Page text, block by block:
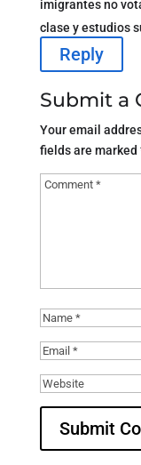
imigrantes no
clase y estudios
Reply
Submit a
Your email
fields are marked